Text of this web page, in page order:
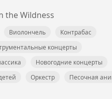
the Wildness
Виолончель
Контрабас
концерты
Новогодние концерты
Оркестр Песочная